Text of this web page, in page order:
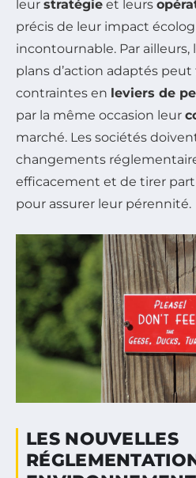
leur stratégie et leurs
précis de leur impact
incontournable. Par
plans d’action adaptés
contraintes en leviers de
par la même occasion leur
marché. Les sociétés
changements
efficacement et de tirer
pour assurer leur pérennité.
LES NOUVELLES